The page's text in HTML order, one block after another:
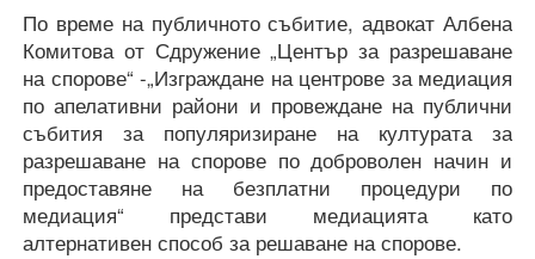
По време на публичното събитие, адвокат Албена
Комитова от Сдружение „Център за разрешаване
на спорове“ -„Изграждане на центрове за медиация
по апелативни райони и провеждане на публични
събития за популяризиране на културата за
разрешаване на спорове по доброволен начин и
предоставяне на безплатни процедури по
медиация“ представи медиацията като
алтернативен способ за решаване на спорове.